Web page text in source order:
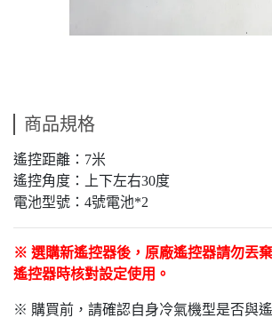
商品規格
遙控距離：7米
遙控角度：上下左右30度
電池型號：4號電池*2
※ 選購新遙控器後，原廠遙控器請勿丟
遙控器時核對設定使用。
※ 購買前，請確認自身冷氣機型是否與